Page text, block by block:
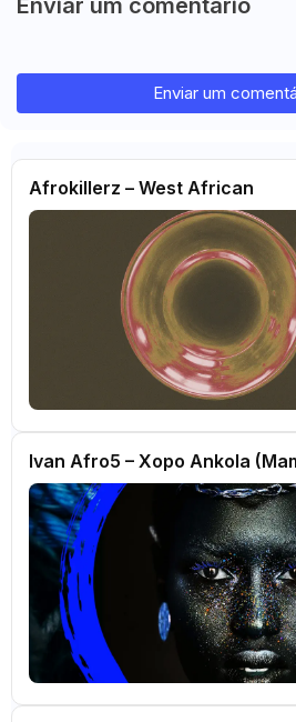
Enviar um comentário
Enviar um
Afrokillerz – West African
Ivan Afro5 – Xopo Ankola